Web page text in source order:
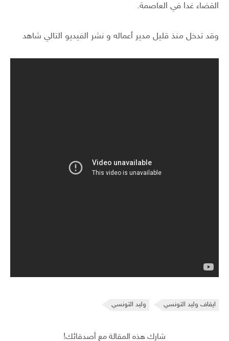
القضاء غدا في العاصمة.
وقد تدخل منذ قليل مدير أعماله و نشر الفيديو التالي شاهد
ايقاف وليد التونسي وليد التونسي
شارك هذه المقالة مع أصدقائك!